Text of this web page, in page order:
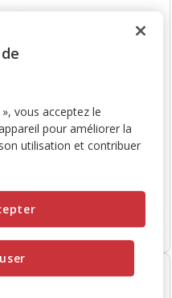
Rouge pour Chien
panier
vous acceptez le
pour améliorer la
utilisation et contribuer